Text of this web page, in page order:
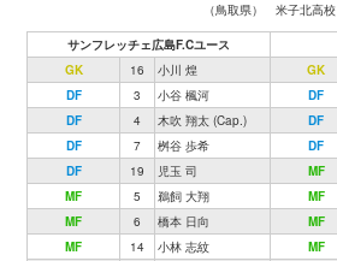
（鳥取県） 米子北高校
サンフレッチェ広島F.Cユース
GK
16 小川 煌 GK
DF
3 小谷 楓河 DF
DF
4 木吹 翔太 (Cap.) DF
DF
7 桝谷 歩希 DF
DF
19 児玉 司 MF
MF
5 鵜飼 大翔 MF
MF
6 橋本 日向 MF
MF
14 小林 志紋 MF